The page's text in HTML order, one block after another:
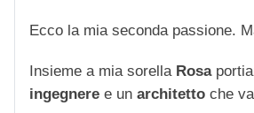
Ecco la mia seconda passione.
Insieme a mia sorella Rosa
ingegnere e un architetto che